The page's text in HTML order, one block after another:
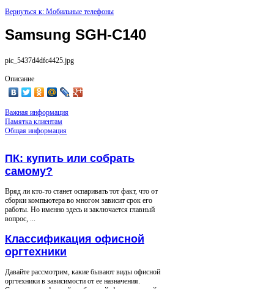
Вернуться к: Мобильные телефоны
Samsung SGH-C140
pic_5437d4dfc4425.jpg
Описание
Важная информация
Памятка клиентам
Общая информация
ПК: купить или собрать
самому?
Вряд ли кто-то станет оспаривать тот факт, что от
сборки компьютера во многом зависит срок его
работы. Но именно здесь и заключается главный
вопрос, ...
Классификация офисной
оргтехники
Давайте рассмотрим, какие бывают виды офисной
оргтехники в зависимости от ее назначения.